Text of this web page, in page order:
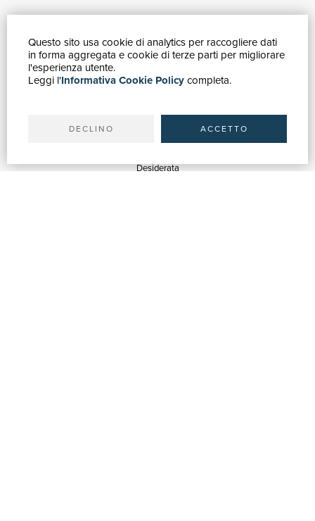
Questo sito usa cookie di analytics per raccogliere dati
in forma aggregata e cookie di terze parti per migliorare
l'esperienza utente.
Leggi l'Informativa Cookie Policycompleta.
DECLINO ACCETTO
GUIDA ACQUISTI
Ricerca avanzata
Spedizioni
Desiderata